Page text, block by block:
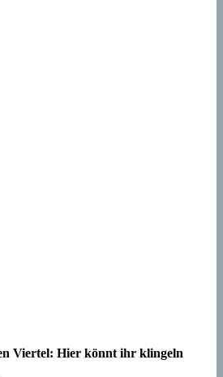
Viertel: Hier könnt ihr klingeln